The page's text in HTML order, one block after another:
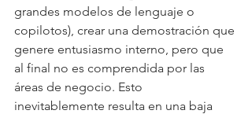
grandes modelos de lenguaje o
copilotos), crear una demostración que
genere entusiasmo interno, pero que
al final no es comprendida por las
áreas de negocio. Esto
inevitablemente resulta en una baja